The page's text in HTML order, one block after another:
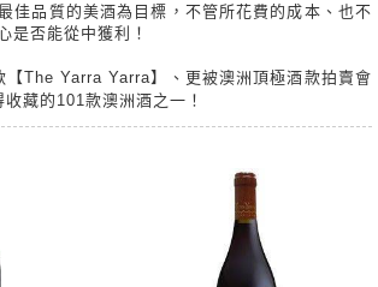
佳品質的美酒為目標，不管所花費的成本、也不
是否能從中獲利！
【The Yarra Yarra】、更被澳洲頂極酒款拍賣會
藏的101款澳洲酒之一！